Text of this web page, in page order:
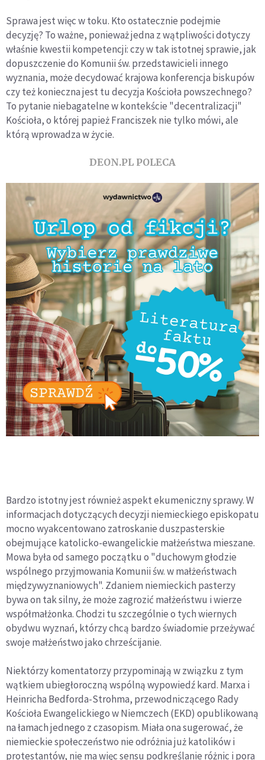
Sprawa jest więc w toku. Kto ostatecznie podejmie
decyzję? To ważne, ponieważ jedna z wątpliwości dotyczy
właśnie kwestii kompetencji: czy w tak istotnej sprawie, jak
dopuszczenie do Komunii św. przedstawicieli innego
wyznania, może decydować krajowa konferencja biskupów
czy też konieczna jest tu decyzja Kościoła powszechnego?
To pytanie niebagatelne w kontekście "decentralizacji"
Kościoła, o której papież Franciszek nie tylko mówi, ale
którą wprowadza w życie.
DEON.PL POLECA
Bardzo istotny jest również aspekt ekumeniczny sprawy. W
informacjach dotyczących decyzji niemieckiego episkopatu
mocno wyakcentowano zatroskanie duszpasterskie
obejmujące katolicko-ewangelickie małżeństwa mieszane.
Mowa była od samego początku o "duchowym głodzie
wspólnego przyjmowania Komunii św. w małżeństwach
międzywyznaniowych". Zdaniem niemieckich pasterzy
bywa on tak silny, że może zagrozić małżeństwu i wierze
współmałżonka. Chodzi tu szczególnie o tych wiernych
obydwu wyznań, którzy chcą bardzo świadomie przeżywać
swoje małżeństwo jako chrześcijanie.
Niektórzy komentatorzy przypominają w związku z tym
wątkiem ubiegłoroczną wspólną wypowiedź kard. Marxa i
Heinricha Bedforda-Strohma, przewodniczącego Rady
Kościoła Ewangelickiego w Niemczech (EKD) opublikowaną
na łamach jednego z czasopism. Miała ona sugerować, że
niemieckie społeczeństwo nie odróżnia już katolików i
protestantów, nie ma więc sensu podkreślanie różnic i pora